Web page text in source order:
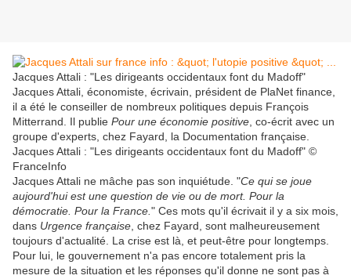
Jacques Attali : "Les dirigeants occidentaux font du Madoff"
Jacques Attali, économiste, écrivain, président de PlaNet finance,
il a été le conseiller de nombreux politiques depuis François
Mitterrand. Il publie Pour une économie positive , co-écrit avec un
groupe d'experts, chez Fayard, la Documentation française.
Jacques Attali : "Les dirigeants occidentaux font du Madoff" ©
FranceInfo
Jacques Attali ne mâche pas son inquiétude. "Ce qui se joue
aujourd'hui est une question de vie ou de mort. Pour la
démocratie. Pour la France. " Ces mots qu'il écrivait il y a six mois,
dans Urgence française , chez Fayard, sont malheureusement
toujours d'actualité. La crise est là, et peut-être pour longtemps.
Pour lui, le gouvernement n'a pas encore totalement pris la
mesure de la situation et les réponses qu'il donne ne sont pas à